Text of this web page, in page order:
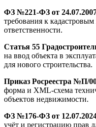
ФЗ №221-ФЗ от
требования к
ответственности.
Статья 55
на ввод объекта в
для нового строительства.
Приказ Росреестра №П/
форма и XML-схема
объектов недвижимости.
ФЗ №176-ФЗ от
учёт и регистрацию прав